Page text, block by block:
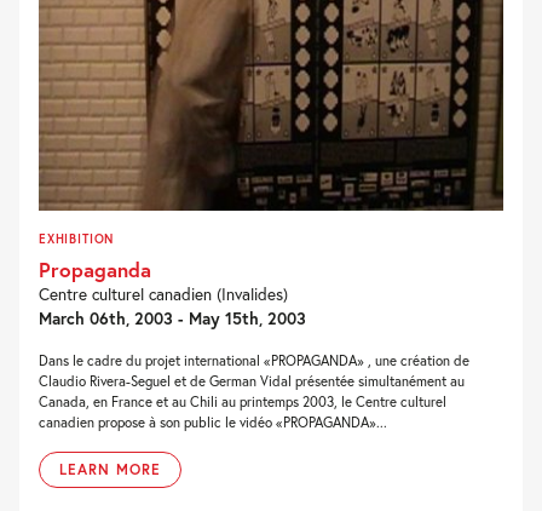
EXHIBITION
Propaganda
Centre culturel canadien (Invalides)
March 06th, 2003 - May 15th, 2003
Dans le cadre du projet international «PROPAGANDA» , une création de
Claudio Rivera-Seguel et de German Vidal présentée simultanément au
Canada, en France et au Chili au printemps 2003, le Centre culturel
canadien propose à son public le vidéo «PROPAGANDA»...
LEARN MORE